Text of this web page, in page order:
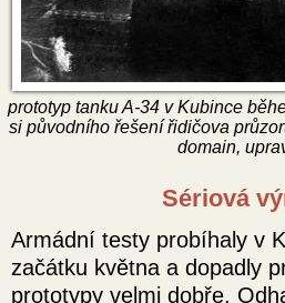
prototyp tanku A-34 v Kubince
si původního řešení řidičova
domain,
Sériová
Armádní testy probíhaly v
začátku května a dopadly
prototypy velmi dobře.